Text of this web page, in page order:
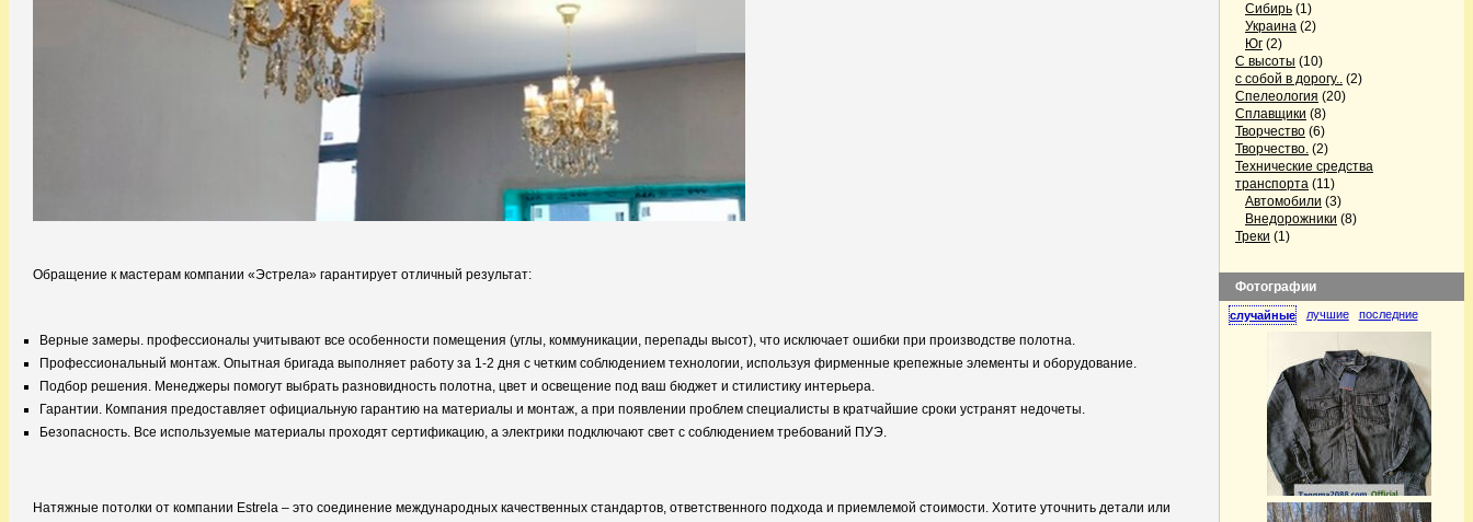
Обращение к мастерам компании «Эстрела» гарантирует отличный результат:
Верные замеры. профессионалы учитывают все особенности помещения (углы, коммуникации, перепады высот), что исключает ошибки при производстве полотна.
Профессиональный монтаж. Опытная бригада выполняет работу за 1-2 дня с четким соблюдением технологии, используя фирменные крепежные элементы и оборудование.
Подбор решения. Менеджеры помогут выбрать разновидность полотна, цвет и освещение под ваш бюджет и стилистику интерьера.
Гарантии. Компания предоставляет официальную гарантию на материалы и монтаж, а при появлении проблем специалисты в кратчайшие сроки устранят недочеты.
Безопасность. Все используемые материалы проходят сертификацию, а электрики подключают свет с соблюдением требований ПУЭ.
Натяжные потолки от компании Estrela – это соединение международных качественных стандартов, ответственного подхода и приемлемой стоимости. Хотите уточнить детали или
Сибирь (1)
Украина (2)
Юг (2)
С высоты (10)
с собой в дорогу.. (2)
Спелеология (20)
Сплавщики (8)
Творчество (6)
Творчество. (2)
Технические средства
транспорта (11)
Автомобили (3)
Внедорожники (8)
Треки (1)
Фотографии
случайные лучшие последние